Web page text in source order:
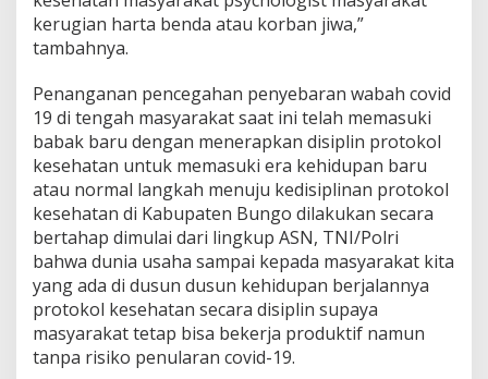
kerugian harta benda atau korban jiwa,”
tambahnya.
Penanganan pencegahan penyebaran wabah covid
19 di tengah masyarakat saat ini telah memasuki
babak baru dengan menerapkan disiplin protokol
kesehatan untuk memasuki era kehidupan baru
atau normal langkah menuju kedisiplinan protokol
kesehatan di Kabupaten Bungo dilakukan secara
bertahap dimulai dari lingkup ASN, TNI/Polri
bahwa dunia usaha sampai kepada masyarakat kita
yang ada di dusun dusun kehidupan berjalannya
protokol kesehatan secara disiplin supaya
masyarakat tetap bisa bekerja produktif namun
tanpa risiko penularan covid-19.